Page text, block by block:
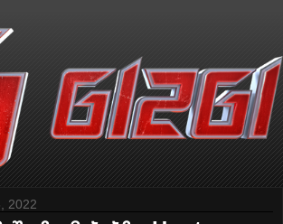
2022